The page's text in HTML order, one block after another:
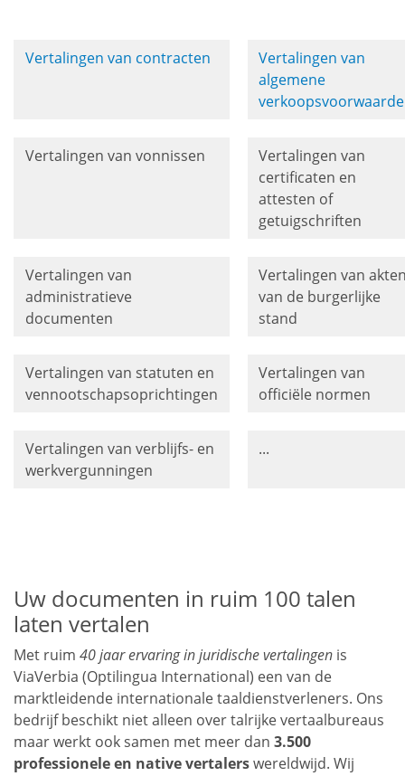
Vertalingen van contracten
Vertalingen van
algemene
Vertalingen van vonnissen
Vertalingen van
certificaten en
attesten of
getuigschriften
Vertalingen van
administratieve
documenten
Vertalingen van
van de burgerlijke
stand
Vertalingen van statuten en
vennootschapsoprichtingen
Vertalingen van
officiële normen
Vertalingen van verblijfs- en
werkvergunningen
...
Uw documenten in ruim 100 talen
laten vertalen
Met ruim 40 jaar ervaring in juridische vertalingen is
ViaVerbia (Optilingua International) een van de
marktleidende internationale taaldienstverleners. Ons
bedrijf beschikt niet alleen over talrijke vertaalbureaus
maar werkt ook samen met meer dan 3.500
professionele en native vertalerswereldwijd. Wij